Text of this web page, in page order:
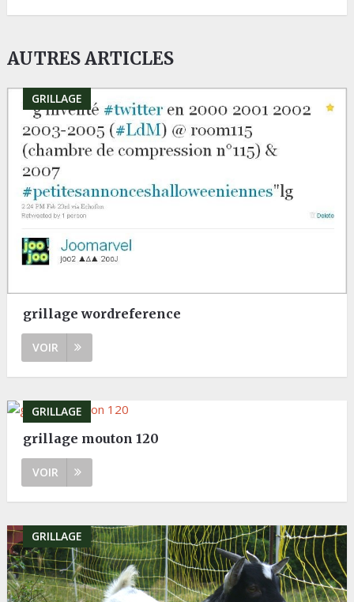
AUTRES ARTICLES
GRILLAGE
grillage wordreference
VOIR
GRILLAGE
grillage mouton 120
VOIR
GRILLAGE